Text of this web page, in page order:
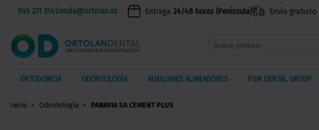
945 231 314tienda@ortolan.es Entrega 24/48 horas (Península) Envío gratuito
ORTODONCIA ODONTOLOGÍA AUXILIARES ALINEADORES FGM DENTAL GROUP
Inicio Odontología PANAVIA SA CEMENT PLUS